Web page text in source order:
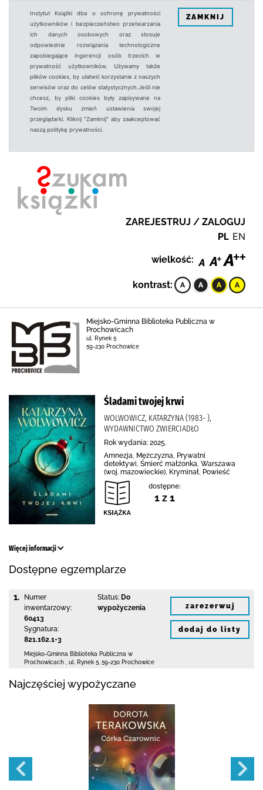
Instytut Książki dba o ochronę prywatności
użytkowników i bezpieczeństwo przetwarzania
ich danych osobowych oraz stosuje
odpowiednie rozwiązania technologiczne
zapobiegające ingerencji osób trzecich w
prywatność użytkowników. Używamy także
plików cookies, by ułatwić korzystanie z naszych
serwisów oraz do celów statystycznych.Jeśli nie
chcesz, by pliki cookies były zapisywane na
Twoim dysku zmień ustawienia swojej
przeglądarki. Kliknij "Zamknij" aby zaakceptować
naszą politykę prywatności.
ZAMKNIJ
ZAREJESTRUJ / ZALOGUJ
PL EN
wielkość:
kontrast:
Miejsko-Gminna Biblioteka Publiczna w
Prochowicach
ul. Rynek 5
59-230 Prochowice
Śladami twojej krwi
WOLWOWICZ, KATARZYNA (1983- ),
WYDAWNICTWO ZWIERCIADŁO
Rok wydania: 2025.
Amnezja, Mężczyzna, Prywatni
detektywi, Śmierć małżonka, Warszawa
(woj. mazowieckie), Kryminał, Powieść
dostępne:
1 z 1
Więcej informacji
Dostępne egzemplarze
1.
Numer
inwentarzowy:
60413
Sygnatura:
821.162.1-3
Status: Do
wypożyczenia
Miejsko-Gminna Biblioteka Publiczna w
Prochowicach
ul. Rynek 5 59-230 Prochowice
zarezerwuj
dodaj do listy
Najczęściej wypożyczane